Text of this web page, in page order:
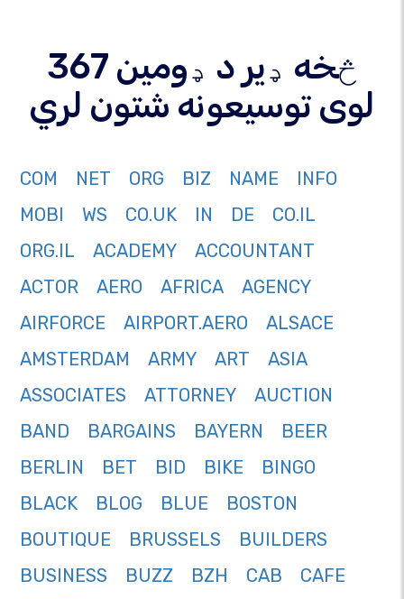
367 څخه ډیر د ډومین
لوی توسیعونه شتون لري
COM NET ORG BIZ NAME
INFO
MOBI
WS CO.UK IN DE
CO.IL
ORG.IL
ACADEMY
ACCOUNTANT
ACTOR
AERO AFRICA
AGENCY
AIRFORCE
AIRPORT.AERO
ALSACE
AMSTERDAM
ARMY ART
ASIA
ASSOCIATES
ATTORNEY
AUCTION
BAND
BARGAINS BAYERN
BEER
BERLIN
BET BID BIKE
BINGO
BLACK
BLOG BLUE
BOSTON
BOUTIQUE
BRUSSELS
BUILDERS
BUSINESS
BUZZ BZH CAB
CAFE